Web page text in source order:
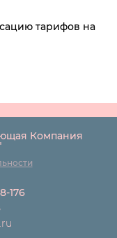
тарифов на
Компания
176